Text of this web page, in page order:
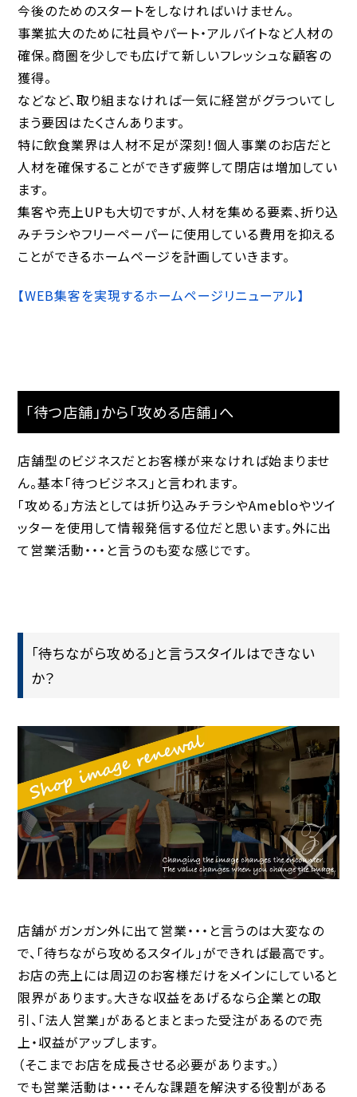
今後のためのスタートをしなければいけません。
事業拡大のために社員やパート・アルバイトなど人材の
確保。商圏を少しでも広げて新しいフレッシュな顧客の
獲得。
などなど、取り組まなければ一気に経営がグラついてし
まう要因はたくさんあります。
特に飲食業界は人材不足が深刻！個人事業のお店だと
人材を確保することができず疲弊して閉店は増加してい
ます。
集客や売上UPも大切ですが、人材を集める要素、折り込
みチラシやフリーペーパーに使用している費用を抑える
ことができるホームページを計画していきます。
【WEB集客を実現するホームページリニューアル】
「待つ店舗」から「攻める店舗」へ
店舗型のビジネスだとお客様が来なければ始まりませ
ん。基本「待つビジネス」と言われます。
「攻める」方法としては折り込みチラシやAmebloやツイ
ッターを使用して情報発信する位だと思います。外に出
て営業活動・・・と言うのも変な感じです。
「待ちながら攻める」と言うスタイルはできない
か？
店舗がガンガン外に出て営業・・・と言うのは大変なの
で、「待ちながら攻めるスタイル」ができれば最高です。
お店の売上には周辺のお客様だけをメインにしていると
限界があります。大きな収益をあげるなら企業との取
引、「法人営業」があるとまとまった受注があるので売
上・収益がアップします。
（そこまでお店を成長させる必要があります。）
でも営業活動は・・・そんな課題を解決する役割がある